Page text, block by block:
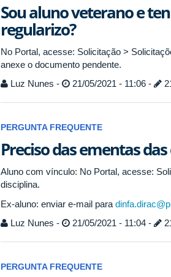
Sou aluno veterano e
regularizo?
No Portal, acesse: Solicitação >
anexe o documento pendente.
Luz Nunes -
21/05/2021 - 11:06 -
PERGUNTA FREQUENTE
Preciso das ementas
Aluno com vínculo: No Portal, acesse:
disciplina.
Ex-aluno: enviar e-mail para
Luz Nunes -
21/05/2021 - 11:04 -
PERGUNTA FREQUENTE